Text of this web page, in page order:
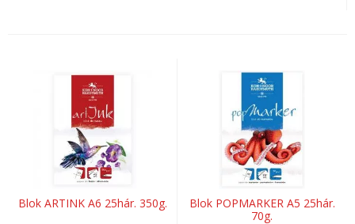
Blok ARTINK A6 25hár. 350g.
Blok POPMARKER A5 25hár.
70g.